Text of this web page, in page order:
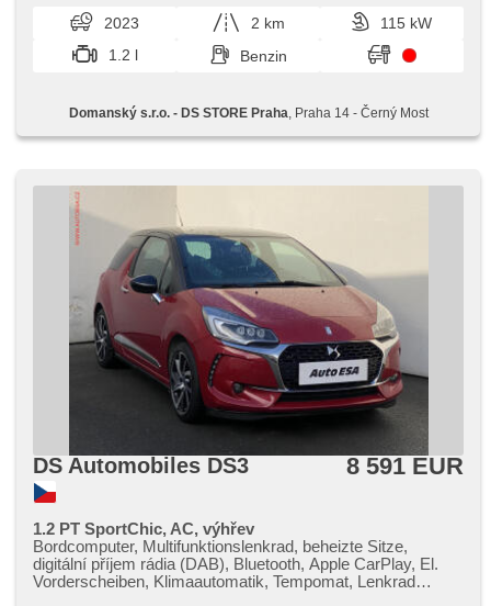
Bordcomputer, dotykové ovládání palubního počítače,
elektronická ruční brzda, Navigation, head-up display,
bezklíčové startování, Scheibenwischersensor,
Multifunktionslenkrad, Beifahrerairbagdeaktivierung, hands
Funkfernbedienung, isofix, beheizte Sitze, höheneinstellbare
Sitze, Positionssitze, Reifendrucksensor, Heck LED
zatmavená zadní skla, digitální přístrojová deska
2023 2 km
115 kW
1.2 l
Benzin
Domanský s.r.o. - DS STORE Praha , Praha 14 - Černý Most
DS Automobiles DS3 8 591 EUR
1.2 PT SportChic, AC, výhřev
Bordcomputer, Multifunktionslenkrad, beheizte Sitze,
digitální příjem rádia (DAB), Bluetooth, Apple CarPlay, El.
Vorderscheiben, Klimaautomatik, Tempomat, Lenkrad